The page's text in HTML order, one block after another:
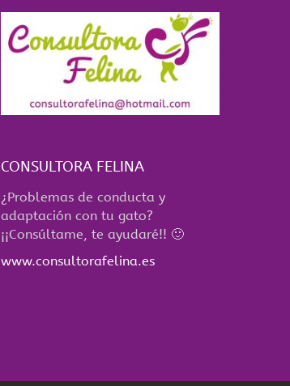
CONSULTORA FELINA
¿Problemas de conducta y
adaptación con tu gato?
¡¡Consúltame, te ayudaré!! 🙂
www.consultorafelina.es